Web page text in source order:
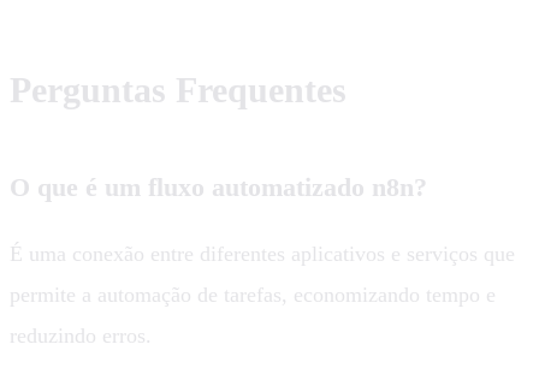
Perguntas Frequentes
O que é um fluxo automatizado n8n?
É uma conexão entre diferentes aplicativos e serviços que
permite a automação de tarefas, economizando tempo e
reduzindo erros.